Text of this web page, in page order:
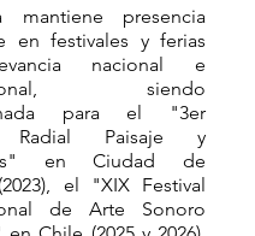
mantiene presencia
en festivales y ferias
nacional e
siendo
para el "3er
Radial Paisaje y
en Ciudad de
el "XIX Festival
de Arte Sonoro